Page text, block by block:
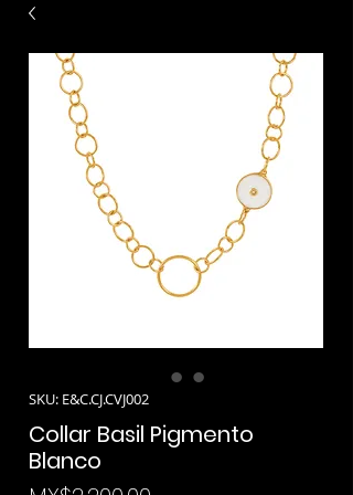
SKU: E&C.CJ.CVJ002
Collar Basil Pigmento
Blanco